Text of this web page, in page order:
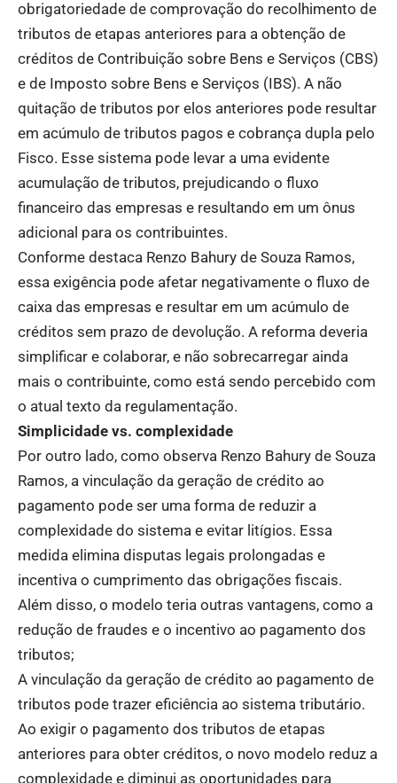
obrigatoriedade de comprovação do recolhimento de
tributos de etapas anteriores para a obtenção de
créditos de Contribuição sobre Bens e Serviços (CBS)
e de Imposto sobre Bens e Serviços (IBS). A não
quitação de tributos por elos anteriores pode resultar
em acúmulo de tributos pagos e cobrança dupla pelo
Fisco. Esse sistema pode levar a uma evidente
acumulação de tributos, prejudicando o fluxo
financeiro das empresas e resultando em um ônus
adicional para os contribuintes.
Conforme destaca Renzo Bahury de Souza Ramos,
essa exigência pode afetar negativamente o fluxo de
caixa das empresas e resultar em um acúmulo de
créditos sem prazo de devolução. A reforma deveria
simplificar e colaborar, e não sobrecarregar ainda
mais o contribuinte, como está sendo percebido com
o atual texto da regulamentação.
Simplicidade vs. complexidade
Por outro lado, como observa Renzo Bahury de Souza
Ramos, a vinculação da geração de crédito ao
pagamento pode ser uma forma de reduzir a
complexidade do sistema e evitar litígios. Essa
medida elimina disputas legais prolongadas e
incentiva o cumprimento das obrigações fiscais.
Além disso, o modelo teria outras vantagens, como a
redução de fraudes e o incentivo ao pagamento dos
tributos;
A vinculação da geração de crédito ao pagamento de
tributos pode trazer eficiência ao sistema tributário.
Ao exigir o pagamento dos tributos de etapas
anteriores para obter créditos, o novo modelo reduz a
complexidade e diminui as oportunidades para